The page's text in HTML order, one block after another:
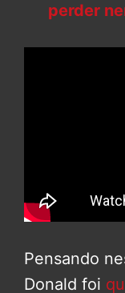
perder
Pensando
Donald foi